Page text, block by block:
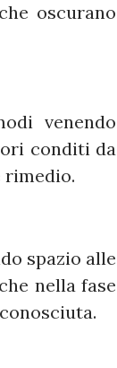
oscurano
venendo
conditi da
spazio alle
nella fase